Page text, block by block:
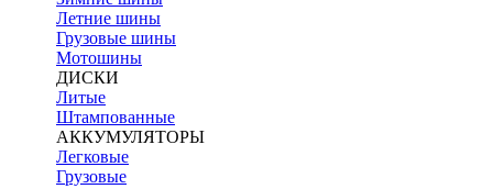
Летние шины
Грузовые шины
Мотошины
ДИСКИ
Литые
Штампованные
АККУМУЛЯТОРЫ
Легковые
Грузовые